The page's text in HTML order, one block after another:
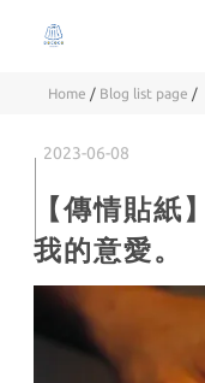
Home / Blog list page /
2023-06-08
【傳情貼紙
我的意愛。